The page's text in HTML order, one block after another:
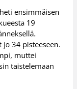
ensimmäisen
19
34 pisteeseen.
muttei
taistelemaan